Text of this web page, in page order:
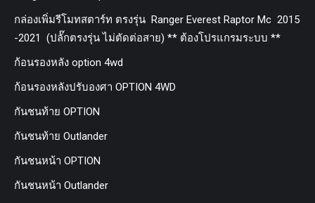
กล่องเพิ่มรีโมทสตาร์ท ตรงรุ่น Ranger Everest Raptor Mc 2015
-2021 (ปลั๊กตรงรุ่น ไม่ตัดต่อสาย) ** ต้องโปรแกรมระบบ **
ก้อนรองหลัง option 4wd
ก้อนรองหลังปรับองศา OPTION 4WD
กันชนท้าย OPTION
กันชนท้าย Outlander
กันชนหน้า OPTION
กันชนหน้า Outlander